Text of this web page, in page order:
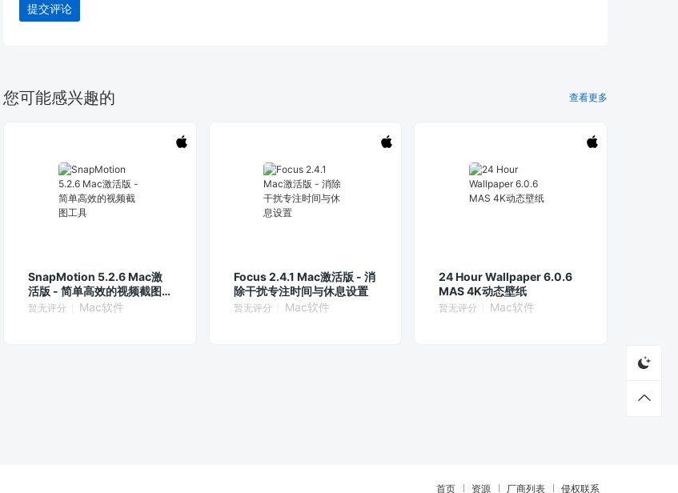
提交评论
您可能感兴趣的 查看更多
SnapMotion 5.2.6 Mac激
活版 - 简单高效的视频截图
工具
暂无评分 Mac软件
Focus 2.4.1 Mac激活版 - 消
除干扰专注时间与休息设置
暂无评分 Mac软件
24 Hour Wallpaper 6.0.6
MAS 4K动态壁纸
暂无评分 Mac软件
首页 资源 厂商列表 侵权联系